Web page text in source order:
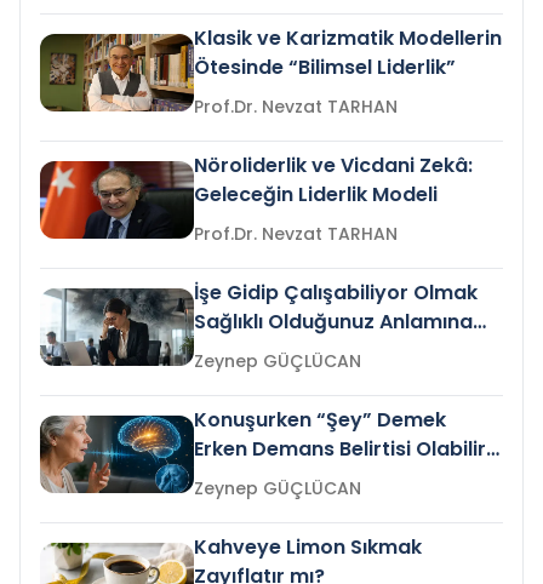
Klasik ve Karizmatik Modellerin
Ötesinde “Bilimsel Liderlik”
Prof.Dr. Nevzat TARHAN
Nöroliderlik ve Vicdani Zekâ:
Geleceğin Liderlik Modeli
Prof.Dr. Nevzat TARHAN
İşe Gidip Çalışabiliyor Olmak
Sağlıklı Olduğunuz Anlamına
Gelir mi?Zeynep GÜÇLÜCAN
Konuşurken “Şey” Demek
Erken Demans Belirtisi Olabilir
mi?
Zeynep GÜÇLÜCAN
Kahveye Limon Sıkmak
Zayıflatır mı?